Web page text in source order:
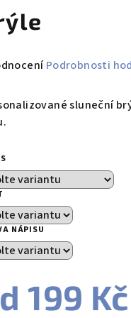
Podrobnosti
sluneční
NÁPISU
199 Kč